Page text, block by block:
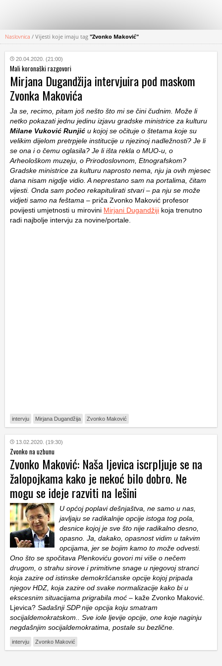
KATEGORIJE
HRVATSKI
WEB
Naslovnica / Vijesti koje imaju tag "Zvonko Maković"
20.04.2020. (21:00)
Mali koronaški razgovori
Mirjana Dugandžija intervjuira pod maskom
Zvonka Makovića
Ja se, recimo, pitam još nešto što mi se čini čudnim. Može li
netko pokazati jednu jedinu izjavu gradske ministrice za kulturu
Milane Vuković Runjić u kojoj se očituje o štetama koje su
velikim dijelom pretrpjele institucije u njezinoj nadležnosti? Je li
se ona i o čemu oglasila? Je li išta rekla o MUO-u, o
Arheološkom muzeju, o Prirodoslovnom, Etnografskom?
Gradske ministrice za kulturu naprosto nema, nju ja ovih mjesec
dana nisam nigdje vidio. A neprestano sam na portalima, čitam
vijesti. Onda sam počeo rekapitulirati stvari – pa nju se može
vidjeti samo na feštama – priča Zvonko Maković profesor
povijesti umjetnosti u mirovini Mirjani Dugandžiji koja trenutno
radi najbolje intervju za novine/portale.
intervju Mirjana Dugandžija Zvonko Maković
13.02.2020. (19:30)
Zvonko na uzbunu
Zvonko Maković: Naša ljevica iscrpljuje se na
žalopojkama kako je nekoć bilo dobro. Ne
mogu se ideje razviti na lešini
U općoj poplavi dešnjaštva, ne samo u nas,
javljaju se radikalnije opcije istoga tog pola,
desnice kojoj je sve što nije radikalno desno,
opasno. Ja, dakako, opasnost vidim u takvim
opcijama, jer se bojim kamo to može odvesti.
Ono što se spočitava Plenkoviću govori mi više o nečem
drugom, o strahu sirove i primitivne snage u njegovoj stranci
koja zazire od istinske demokršćanske opcije kojoj pripada
njegov HDZ, koja zazire od svake normalizacije kako bi u
ekscesnim situacijama prigrabila moć – kaže Zvonko Maković.
Ljevica? Sadašnji SDP nije opcija koju smatram
socijaldemokratskom.. Sve iole ljevije opcije, one koje naginju
negdašnjim socijaldemokratima, postale su bezlične.
intervju Zvonko Maković